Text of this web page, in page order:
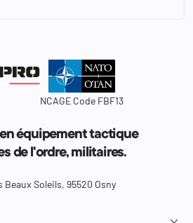
NCAGE Code FBF13
équipement tactique
de l'ordre, militaires.
Beaux Soleils, 95520 Osny